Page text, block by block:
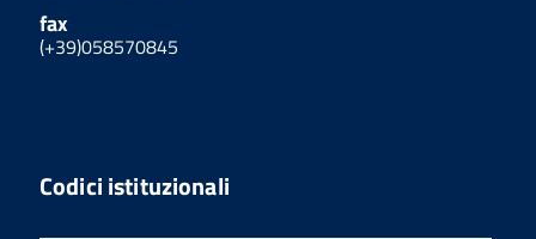
fax
(+39)058570845
Codici istituzionali